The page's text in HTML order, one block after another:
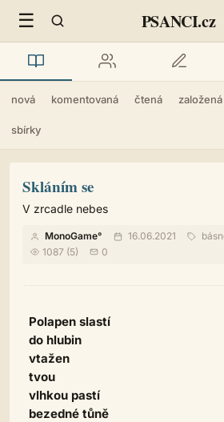
☰ PSANCI.cz
nová komentovaná čtená založená
sbírky
Skláním se
V zrcadle nebes
MonoGame° 16.06.2021
1087 (5)
0
Polapen slastí
do hlubin
vtažen
tvou
vlhkou pastí
bezedné tůně